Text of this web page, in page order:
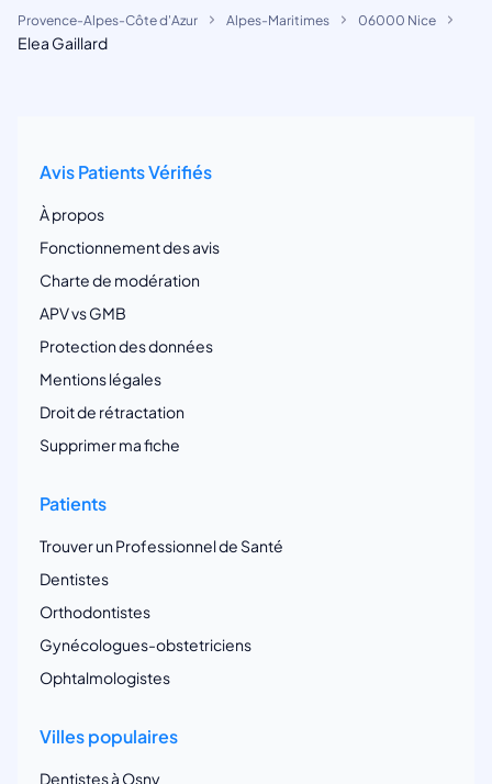
Provence-Alpes-Côte d'Azur Alpes-Maritimes 06000 Nice
Elea Gaillard
Avis Patients Vérifiés
À propos
Fonctionnement des avis
Charte de modération
APV vs GMB
Protection des données
Mentions légales
Droit de rétractation
Supprimer ma fiche
Patients
Trouver un Professionnel de Santé
Dentistes
Orthodontistes
Gynécologues-obstetriciens
Ophtalmologistes
Villes populaires
Dentistes à Osny